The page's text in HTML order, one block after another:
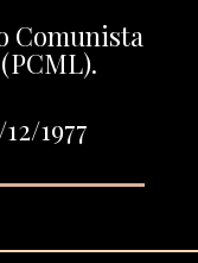
Comunista
1977